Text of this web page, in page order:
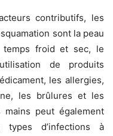
contributifs, les
sont la peau
temps froid et sec, le
de produits
les allergies,
les brûlures et les
peut également
d’infections à